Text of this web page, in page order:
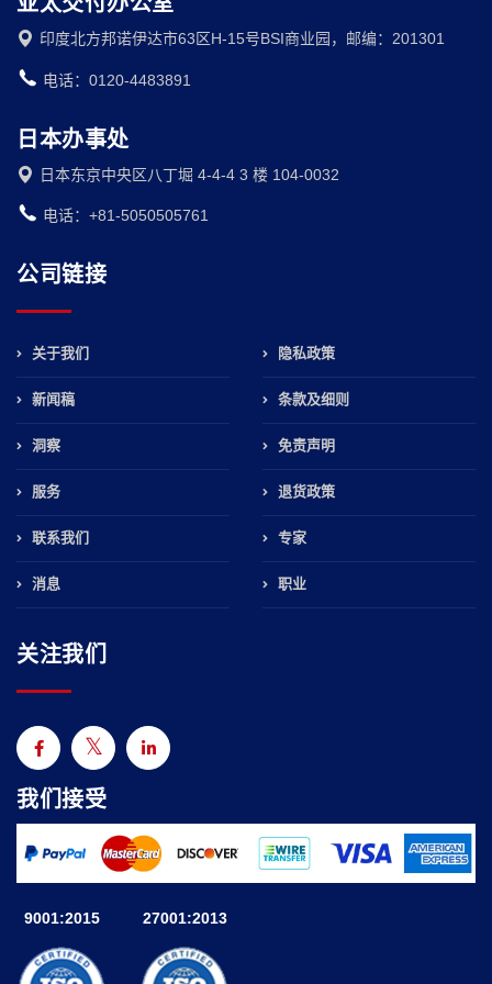
印度北方邦诺伊达市63区H-15号BSI商业园，邮编：201301
电话：0120-4483891
日本办事处
日本东京中央区八丁堀 4-4-4 3 楼 104-0032
电话：+81-5050505761
公司链接
关于我们
新闻稿
洞察
服务
联系我们
消息
隐私政策
条款及细则
免责声明
退货政策
专家
职业
关注我们
我们接受
9001:2015 27001:2013